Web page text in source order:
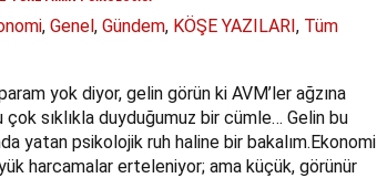
, Genel, Gündem, KÖŞE YAZILARI, Tüm
yok diyor, gelin görün ki AVM’ler ağzına
çok sıklıkla duyduğumuz bir cümle… Gelin bu
yatan psikolojik ruh haline bir bakalım.Ekonomi
harcamalar erteleniyor; ama küçük, görünür